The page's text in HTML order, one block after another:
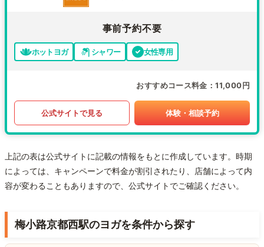
事前予約不要
ホットヨガ シャワー 女性専用
おすすめコース料金 11,000円
公式サイトで見る 体験・相談予約
上記の表は公式サイトに記載の情報をもとに作成しています。時期
によっては、キャンペーンで料金が割引されたり、店舗によって内
容が変わることもありますので、公式サイトでご確認ください。
梅小路京都西駅のヨガを条件から探す